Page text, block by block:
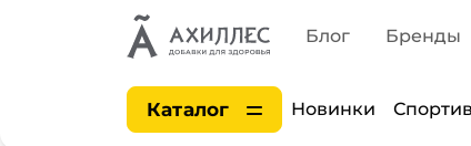
Блог Бренды
Каталог Новинки